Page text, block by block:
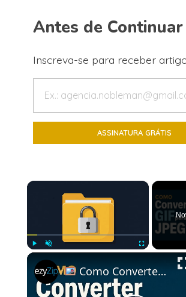
Antes de
Inscreva-se para receber
×
Como Converter GIF para JPEG Online Grátis | Sem Necessidade de Instalar Software